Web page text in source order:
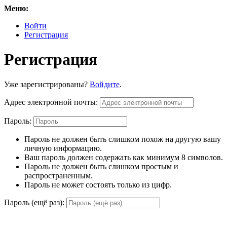
Меню:
Войти
Регистрация
Регистрация
Уже зарегистрированы? Войдите.
Адрес электронной почты:
Пароль:
Пароль не должен быть слишком похож на другую вашу
личную информацию.
Ваш пароль должен содержать как минимум 8 символов.
Пароль не должен быть слишком простым и
распространенным.
Пароль не может состоять только из цифр.
Пароль (ещё раз):